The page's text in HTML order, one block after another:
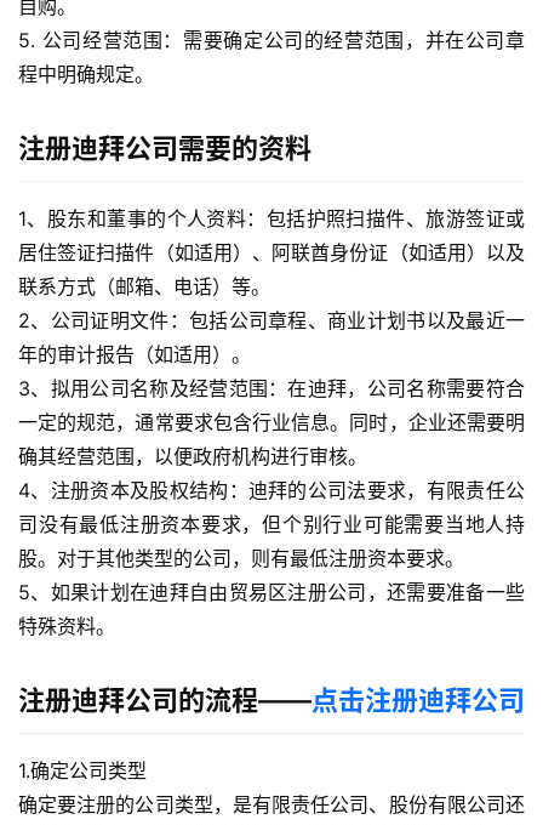
自购。
5. 公司经营范围： 需要确定公司的经营范围，并在公司章
程中明确规定。
注册迪拜公司需要的资料
1、股东和董事的个人资料：包括护照扫描件、旅游签证或
居住签证扫描件（如适用）、阿联酋身份证（如适用）以及
联系方式（邮箱、电话）等。
2、公司证明文件：包括公司章程、商业计划书以及最近一
年的审计报告（如适用）。
3、拟用公司名称及经营范围：在迪拜，公司名称需要符合
一定的规范，通常要求包含行业信息。同时，企业还需要明
确其经营范围，以便政府机构进行审核。
4、注册资本及股权结构：迪拜的公司法要求，有限责任公
司没有最低注册资本要求，但个别行业可能需要当地人持
股。对于其他类型的公司，则有最低注册资本要求。
5、如果计划在迪拜自由贸易区注册公司，还需要准备一些
特殊资料。
注册迪拜公司的流程——点击注册迪拜公司
1.确定公司类型
确定要注册的公司类型，是有限责任公司、股份有限公司还